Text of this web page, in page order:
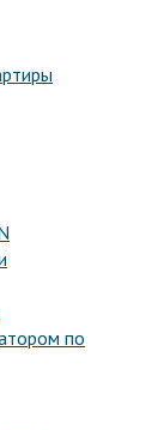
по